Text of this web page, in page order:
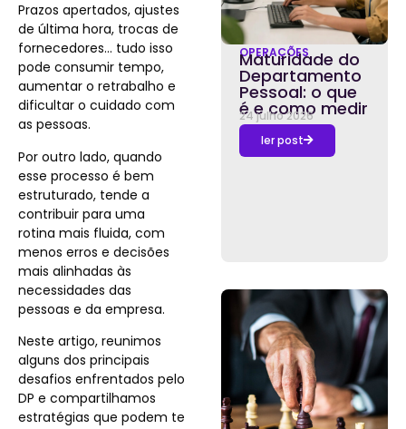
Prazos apertados, ajustes
de última hora, trocas de
fornecedores… tudo isso
pode consumir tempo,
aumentar o retrabalho e
dificultar o cuidado com
as pessoas.
Por outro lado, quando
esse processo é bem
estruturado, tende a
contribuir para uma
rotina mais fluida, com
menos erros e decisões
mais alinhadas às
necessidades das
pessoas e da empresa.
Neste artigo, reunimos
alguns dos principais
desafios enfrentados pelo
DP e compartilhamos
estratégias que podem te
OPERAÇÕES
Maturidade do
Departamento
Pessoal: o que
é e como medir
24 julho 2026
ler post